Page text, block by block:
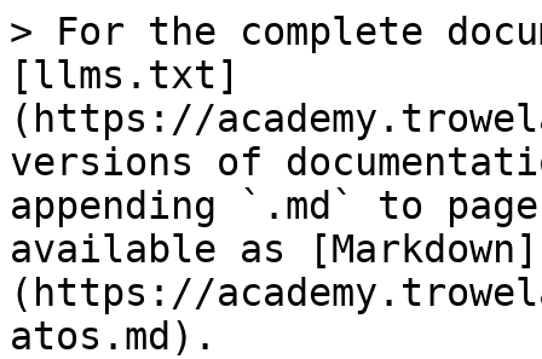
> For the complete
[llms.txt]
(https://
versions of
appending `.md` to
available as [Markdown]
(https://
atos.md).